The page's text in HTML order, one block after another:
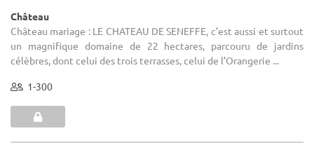
Château
Château mariage : LE CHATEAU DE SENEFFE, c’est aussi et surtout
un magnifique domaine de 22 hectares, parcouru de jardins
célèbres, dont celui des trois terrasses, celui de l’Orangerie ...
1-300